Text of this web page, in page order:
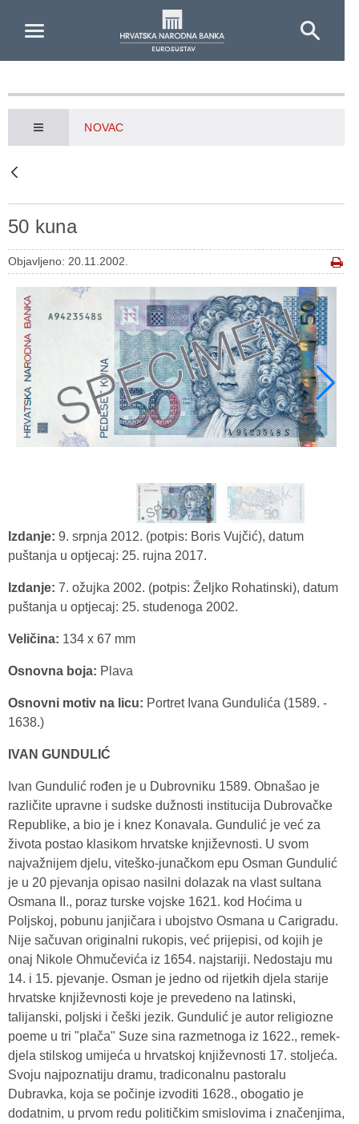
NOVAC
50 kuna
Objavljeno: 20.11.2002.
Izdanje: 9. srpnja 2012. (potpis: Boris Vujčić), datum
puštanja u optjecaj: 25. rujna 2017.
Izdanje: 7. ožujka 2002. (potpis: Željko Rohatinski), datum
puštanja u optjecaj: 25. studenoga 2002.
Veličina: 134 x 67 mm
Osnovna boja: Plava
Osnovni motiv na licu: Portret Ivana Gundulića (1589. -
1638.)
IVAN GUNDULIĆ
Ivan Gundulić rođen je u Dubrovniku 1589. Obnašao je
različite upravne i sudske dužnosti institucija Dubrovačke
Republike, a bio je i knez Konavala. Gundulić je već za
života postao klasikom hrvatske književnosti. U svom
najvažnijem djelu, viteško-junačkom epu Osman Gundulić
je u 20 pjevanja opisao nasilni dolazak na vlast sultana
Osmana II., poraz turske vojske 1621. kod Hoćima u
Poljskoj, pobunu janjičara i ubojstvo Osmana u Carigradu.
Nije sačuvan originalni rukopis, već prijepisi, od kojih je
onaj Nikole Ohmučevića iz 1654. najstariji. Nedostaju mu
14. i 15. pjevanje. Osman je jedno od rijetkih djela starije
hrvatske književnosti koje je prevedeno na latinski,
talijanski, poljski i češki jezik. Gundulić je autor religiozne
poeme u tri "plača" Suze sina razmetnoga iz 1622., remek-
djela stilskog umijeća u hrvatskoj književnosti 17. stoljeća.
Svoju najpoznatiju dramu, tradiconalnu pastoralu
Dubravka, koja se počinje izvoditi 1628., obogatio je
dodatnim, u prvom redu političkim smislovima i značenjima,